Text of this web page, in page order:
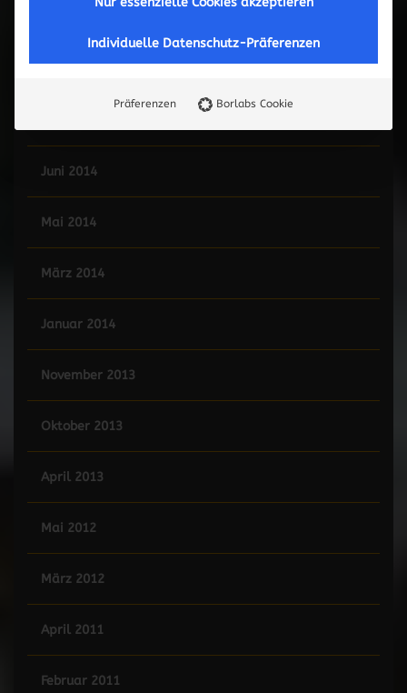
Juni 2014
Mai 2014
März 2014
Januar 2014
November 2013
Oktober 2013
April 2013
Mai 2012
März 2012
April 2011
Februar 2011
Individuelle Datenschutz-Präferenzen
Präferenzen Borlabs Cookie